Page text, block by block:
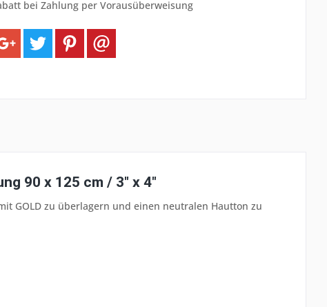
bei Zahlung per Vorausüberweisung
90 x 125 cm / 3" x 4"
GOLD zu überlagern und einen neutralen Hautton zu